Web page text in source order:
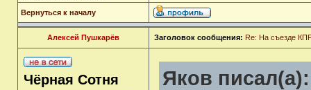
Вернуться к началу
Алексей Пушкарёв Заголовок сообщения: Re: На съезде
Чёрная Сотня Яков писал(а):